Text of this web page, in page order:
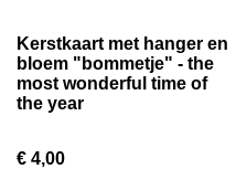
Kerstkaart met hanger en
bloem "bommetje" - the
most wonderful time of
the year
€ 4,00